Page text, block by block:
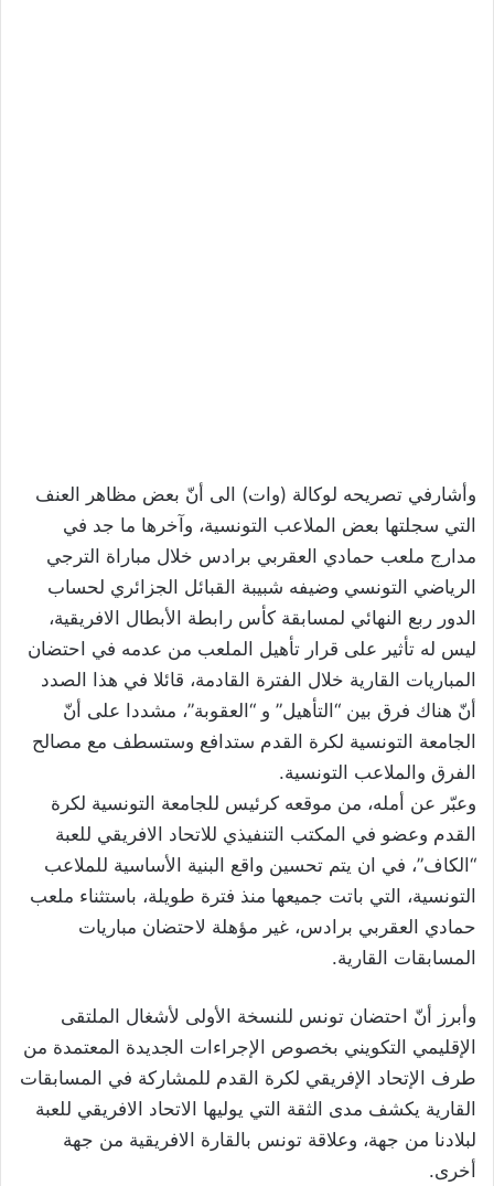
وأشارفي تصريحه لوكالة (وات) الى أنّ بعض مظاهر العنف
التي سجلتها بعض الملاعب التونسية، وآخرها ما جد في
مدارج ملعب حمادي العقربي برادس خلال مباراة الترجي
الرياضي التونسي وضيفه شبيبة القبائل الجزائري لحساب
الدور ربع النهائي لمسابقة كأس رابطة الأبطال الافريقية،
ليس له تأثير على قرار تأهيل الملعب من عدمه في احتضان
المباريات القارية خلال الفترة القادمة، قائلا في هذا الصدد
أنّ هناك فرق بين “التأهيل” و “العقوبة”، مشددا على أنّ
الجامعة التونسية لكرة القدم ستدافع وستسطف مع مصالح
الفرق والملاعب التونسية.
وعبّر عن أمله، من موقعه كرئيس للجامعة التونسية لكرة
القدم وعضو في المكتب التنفيذي للاتحاد الافريقي للعبة
“الكاف”، في ان يتم تحسين واقع البنية الأساسية للملاعب
التونسية، التي باتت جميعها منذ فترة طويلة، باستثناء ملعب
حمادي العقربي برادس، غير مؤهلة لاحتضان مباريات
المسابقات القارية.
وأبرز أنّ احتضان تونس للنسخة الأولى لأشغال الملتقى
الإقليمي التكويني بخصوص الإجراءات الجديدة المعتمدة من
طرف الإتحاد الإفريقي لكرة القدم للمشاركة في المسابقات
القارية يكشف مدى الثقة التي يوليها الاتحاد الافريقي للعبة
لبلادنا من جهة، وعلاقة تونس بالقارة الافريقية من جهة
أخرى.